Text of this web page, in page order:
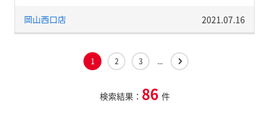
岡山西口店 2021.07.16
1 2 3 ...
検索結果： 86 件